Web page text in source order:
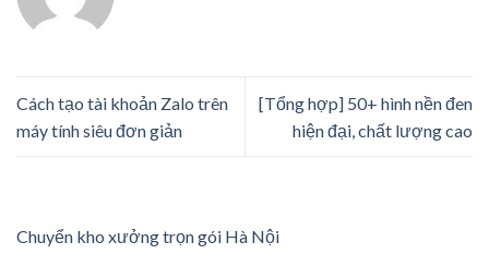
Cách tạo tài khoản Zalo trên
máy tính siêu đơn giản
[Tổng hợp] 50+ hình nền đen
hiện đại, chất lượng cao
Chuyển kho xưởng trọn gói Hà Nội